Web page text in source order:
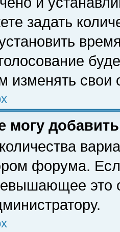
задать
изменять свои
могу
форума.
это